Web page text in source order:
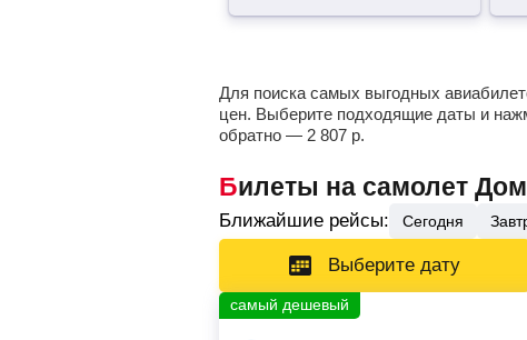
Для поиска самых выгодных
цен. Выберите подходящие даты и
обратно — 2 807 р.
Билеты на самолет
Ближайшие рейсы: Сегодня
Выберите дату